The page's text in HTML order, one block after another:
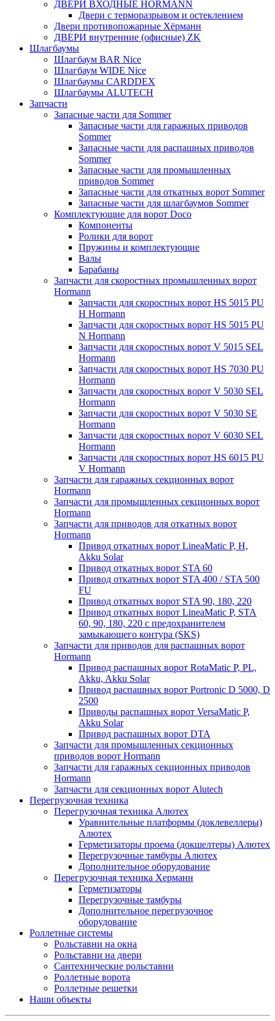
ДВЕРИ ВХОДНЫЕ HORMANN
Двери с терморазрывом и остеклением
Двери противопожарные Хёрманн
ДВЕРИ внутренние (офисные) ZK
Шлагбаумы
Шлагбаум BAR Nice
Шлагбаум WIDE Nice
Шлагбаумы CARDDEX
Шлагбаумы ALUTECH
Запчасти
Запасные части для Sommer
Запасные части для гаражных приводов
Sommer
Запасные части для распашных приводов
Sommer
Запасные части для промышленных
приводов Sommer
Запасные части для откатных ворот Sommer
Запасные части для шлагбаумов Sommer
Комплектующие для ворот Doco
Компоненты
Ролики для ворот
Пружины и комплектующие
Валы
Барабаны
Запчасти для скоростных промышленных ворот
Hormann
Запчасти для скоростных ворот HS 5015 PU
H Hormann
Запчасти для скоростных ворот HS 5015 PU
N Hormann
Запчасти для скоростных ворот V 5015 SEL
Hormann
Запчасти для скоростных ворот HS 7030 PU
Hormann
Запчасти для скоростных ворот V 5030 SEL
Hormann
Запчасти для скоростных ворот V 5030 SE
Hormann
Запчасти для скоростных ворот V 6030 SEL
Hormann
Запчасти для скоростных ворот HS 6015 PU
V Hormann
Запчасти для гаражных секционных ворот
Hormann
Запчасти для промышленных секционных ворот
Hormann
Запчасти для приводов для откатных ворот
Hormann
Привод откатных ворот LineaMatic P, H,
Akku Solar
Привод откатных ворот STA 60
Привод откатных ворот STA 400 / STA 500
FU
Привод откатных ворот STA 90, 180, 220
Привод откатных ворот LineaMatic P, STA
60, 90, 180, 220 с предохранителем
замыкающего контура (SKS)
Запчасти для приводов для распашных ворот
Hormann
Привод распашных ворот RotaMatic P, PL,
Akku, Akku Solar
Привод распашных ворот Portronic D 5000, D
2500
Приводы распашных ворот VersaMatic P,
Akku Solar
Привод распашных ворот DTA
Запчасти для промышленных секционных
приводов ворот Hormann
Запчасти для гаражных секционных приводов
Hormann
Запчасти для секционных ворот Alutech
Перегрузочная техника
Перегрузочная техника Алютех
Уравнительные платформы (доклевеллеры)
Алютех
Герметизаторы проема (докшелтеры) Алютех
Перегрузочные тамбуры Алютех
Дополнительное оборудование
Перегрузочная техника Херманн
Герметизаторы
Перегрузочные тамбуры
Дополнительное перегрузочное
оборудование
Роллетные системы
Рольставни на окна
Рольставни на двери
Сантехнические рольставни
Роллетные ворота
Роллетные решетки
Наши объекты